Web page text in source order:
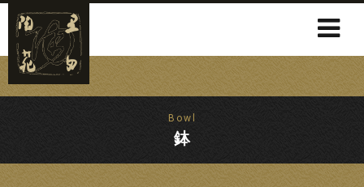
Bowl
鉢